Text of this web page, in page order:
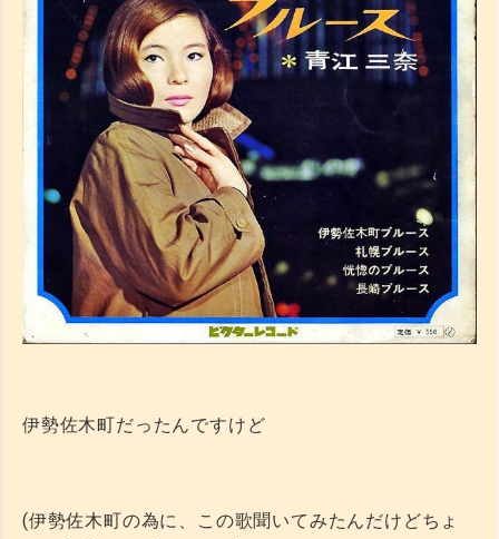
伊勢佐木町だったんですけど
(伊勢佐木町の為に、この歌聞いてみたんだけどちょ